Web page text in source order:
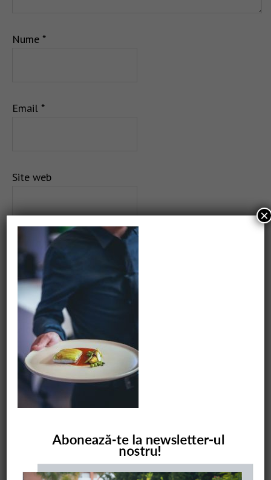
Nume *
Email *
Site web
Salvează-mi numele, emailul și site-ul web în acest
navigator pentru data viitoare când o să comentez.
CAUTARE
COMANDĂ CARTEA NOASTRĂ
×